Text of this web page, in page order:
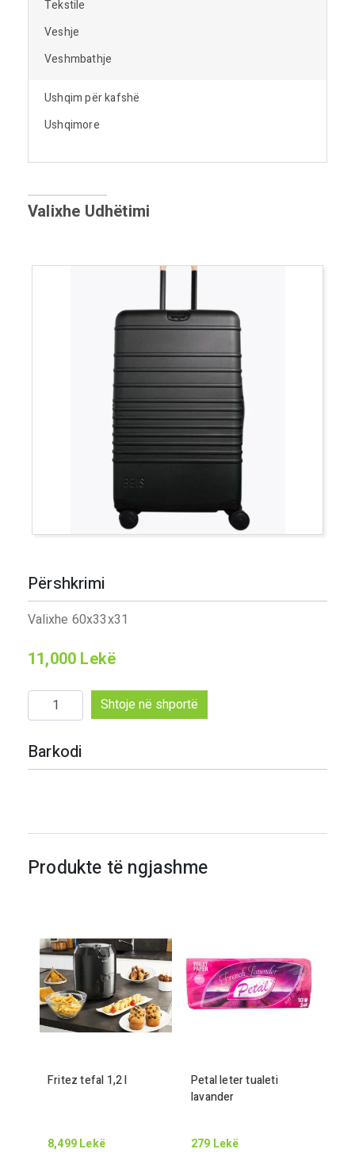
Tekstile
Veshje
Veshmbathje
Ushqim për kafshë
Ushqimore
Valixhe Udhëtimi
Përshkrimi
Valixhe 60x33x31
11,000 Lekë
Sasi
Valixhe
Shtoje në shportë
Barkodi
Produkte të ngjashme
Fritez tefal 1,2l
8,499Lekë
Petal leter tualeti
lavander
279 Lekë